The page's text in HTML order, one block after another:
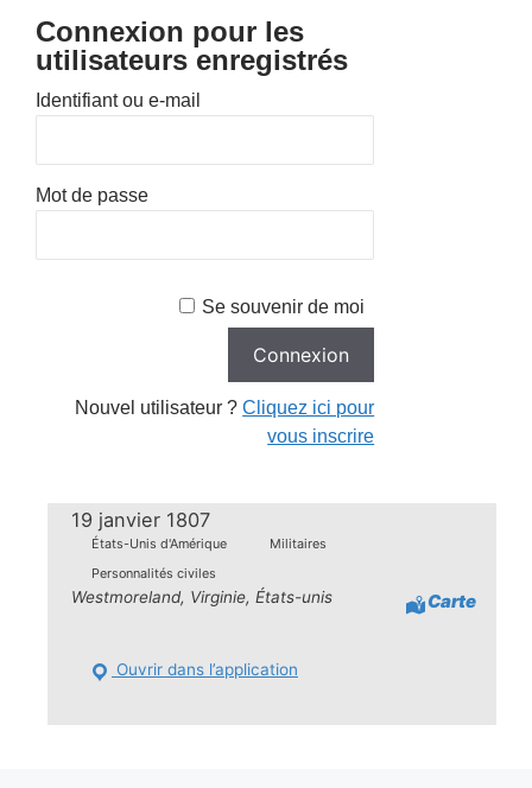
Connexion pour les
utilisateurs enregistrés
Identifiant ou e-mail
Mot de passe
Se souvenir de moi
Nouvel utilisateur ?Cliquez ici pour
vous inscrire
19 janvier 1807
États-Unis d'Amérique
Militaires
Personnalités civiles
Westmoreland, Virginie, États-unis Carte
Ouvrir dans l’application